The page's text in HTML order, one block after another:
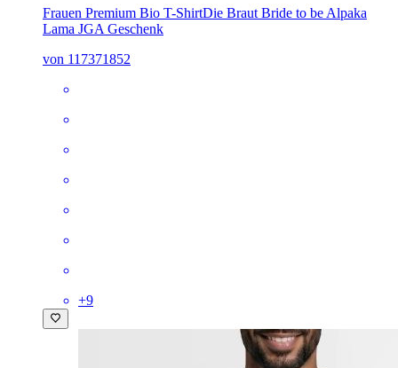
Frauen Premium Bio T-ShirtDie Braut Bride to be Alpaka
Lama JGA Geschenk
von 117371852
+9